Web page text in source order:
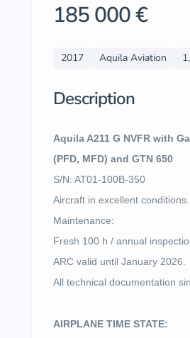
185 000 €
2017 Aquila Aviation
Description
Aquila A211 G NVFR with
(PFD, MFD) and GTN 650
S/N: AT01-100B-350
Aircraft in excellent conditions.
Maintenance:
Fresh 100 h / annual
ARC valid until January 2026.
All technical documentation
AIRPLANE TIME STATE: